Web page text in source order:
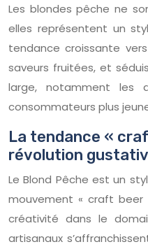
Les blondes pêche ne
elles représentent un
tendance croissante
saveurs fruitées, et
large, notamment les
consommateurs plus
La tendance «
révolution
Le Blond Pêche est un
mouvement « craft beer
créativité dans le
artisanaux